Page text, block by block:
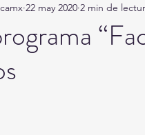
Entretenimiento
22 may 2020 2 min de